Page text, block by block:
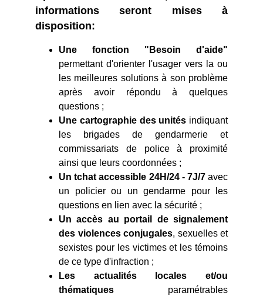
informations seront mises à
disposition:
Une fonction "Besoin d'aide"
permettant d'orienter l'usager vers la ou
les meilleures solutions à son problème
après avoir répondu à quelques
questions ;
Une cartographie des unités indiquant
les brigades de gendarmerie et
commissariats de police à proximité
ainsi que leurs coordonnées ;
Un tchat accessible 24H/24 - 7J/7avec
un policier ou un gendarme pour les
questions en lien avec la sécurité ;
Un accès au portail de signalement
des violences conjugales, sexuelles et
sexistes pour les victimes et les témoins
de ce type d'infraction ;
Les actualités locales et/ou
thématiques paramétrables